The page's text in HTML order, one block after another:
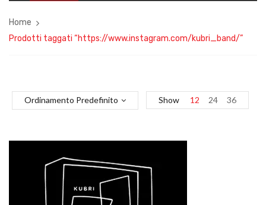
Home
Prodotti taggati “https://www.instagram.com/kubri_band/”
Ordinamento Predefinito Show 12 24 36